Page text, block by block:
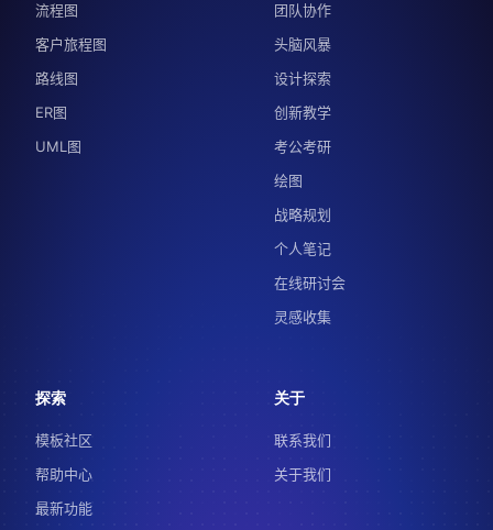
流程图
客户旅程图
路线图
ER图
UML图
团队协作
头脑风暴
设计探索
创新教学
考公考研
绘图
战略规划
个人笔记
在线研讨会
灵感收集
探索
模板社区
帮助中心
最新功能
关于
联系我们
关于我们